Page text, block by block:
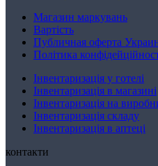
Магазин маркувань
Вартість
Публичная оферта
Політика
Інвентаризація у готелі
Інвентаризація в магазині
Інвентаризація на
Інвентаризація складу
Інвентаризація в аптеці
контакти